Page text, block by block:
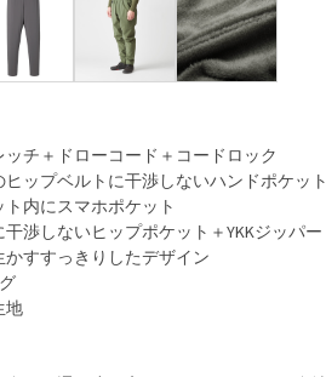
ッチ＋ドローコード＋コードロック
ヒップベルトに干渉しないハンドポケッ
ト内にスマホポケット
干渉しないヒップポケット＋YKKジッパー
かすすっきりしたデザイン
地